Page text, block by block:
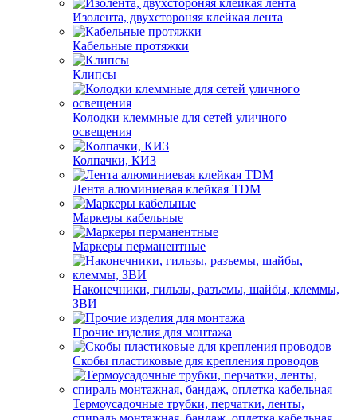
Изолента, двухстороняя клейкая лента
Кабельные протяжки
Клипсы
Колодки клеммные для сетей уличного
освещения
Колпачки, КИЗ
Лента алюминиевая клейкая TDM
Маркеры кабельные
Маркеры перманентные
Наконечники, гильзы, разъемы, шайбы, клеммы,
ЗВИ
Прочие изделия для монтажа
Скобы пластиковые для крепления проводов
Термоусадочные трубки, перчатки, ленты,